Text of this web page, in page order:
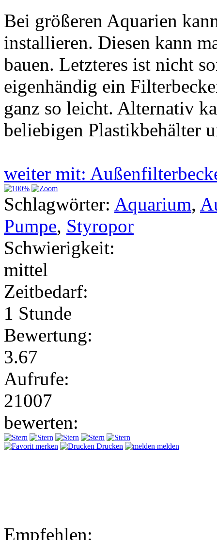
Bei größeren Aquarien
installieren. Diesen kann
bauen. Letzteres ist nicht
eigenhändig ein
ganz so leicht. Alternativ
beliebigen Plastikbehälter
weiter mit:
Schlagwörter: Aquarium,
Pumpe, Styropor
Schwierigkeit:
mittel
Zeitbedarf:
1 Stunde
Bewertung:
3.67
Aufrufe:
21007
bewerten:
merken Drucken melden
Empfehlen: